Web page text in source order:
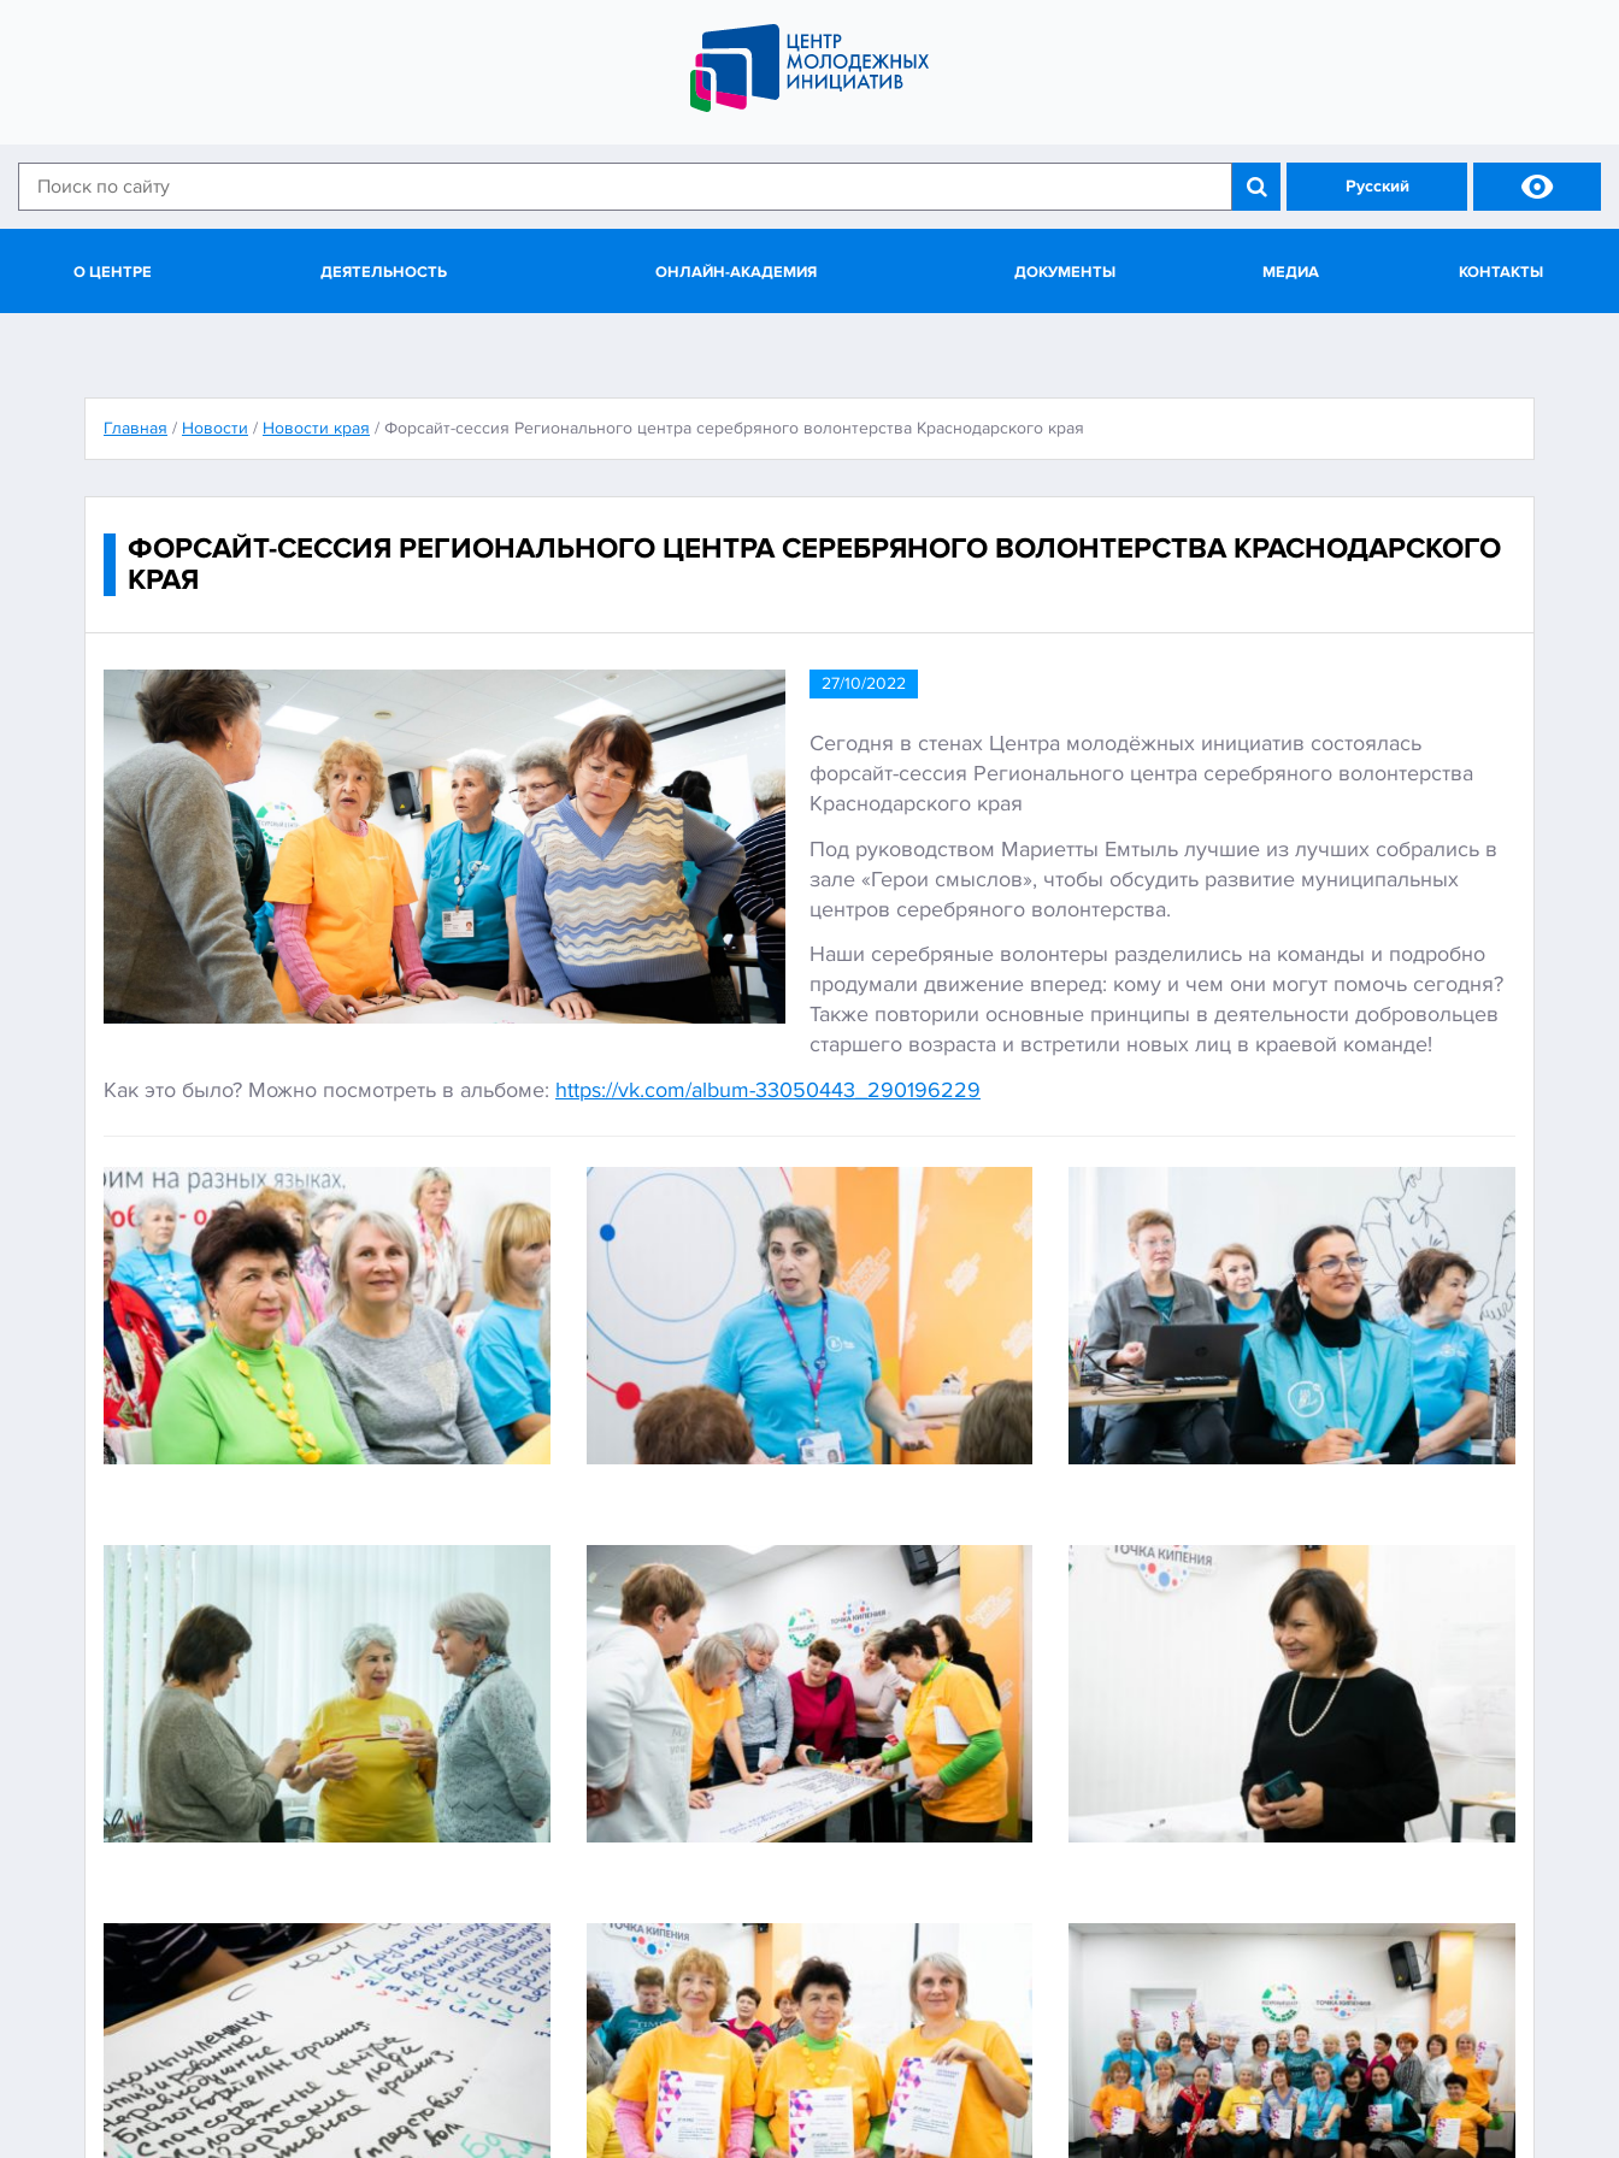
Русский 
О ЦЕНТРЕ ДЕЯТЕЛЬНОСТЬ ОНЛАЙН-АКАДЕМИЯ ДОКУМЕНТЫ МЕДИА КОНТАКТЫ
Главная / Новости / Новости края / Форсайт-сессия Регионального центра серебряного волонтерства Краснодарского края
ФОРСАЙТ-СЕССИЯ РЕГИОНАЛЬНОГО ЦЕНТРА СЕРЕБРЯНОГО ВОЛОНТЕРСТВА КРАСНОДАРСКОГО
КРАЯ
27/10/2022
Сегодня в стенах Центра молодёжных инициатив состоялась
форсайт-сессия Регионального центра серебряного волонтерства
Краснодарского края
Под руководством Мариетты Емтыль лучшие из лучших собрались в
зале «Герои смыслов», чтобы обсудить развитие муниципальных
центров серебряного волонтерства.
Наши серебряные волонтеры разделились на команды и подробно
продумали движение вперед: кому и чем они могут помочь сегодня?
Также повторили основные принципы в деятельности добровольцев
старшего возраста и встретили новых лиц в краевой команде!
Как это было? Можно посмотреть в альбоме: https://vk.com/album-33050443_290196229